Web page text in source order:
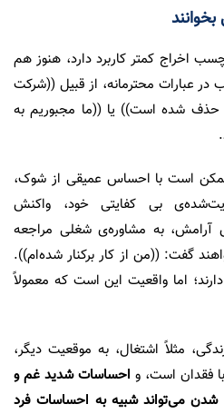
اخراج کمتر کاربرد دارد، هنوز هم
در عبارات محترمانه، از قبیل ((شرکت
حذف شده است)) یا ((ما مجبوریم به
است با احساس عمیقی از شوک،
بی کفایتی خود، واکنش
آرامش، به مشاوره‌ی شغلی مراجعه
گفت: ((من از کار برکنار شده‌ام)).
اما واقعیت این است که معمولاً
مثلاً اشتغال، به موقعیت دیگر،
فقدان است، و احساسات شدید غم و
شدن می‌تواند شبیه به احساسات فرد